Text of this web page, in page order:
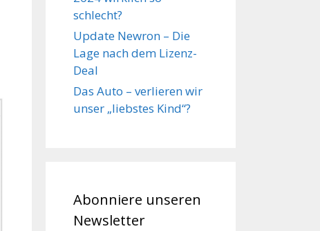
schlecht?
Update Newron – Die
Lage nach dem Lizenz-
Deal
Das Auto – verlieren wir
unser „liebstes Kind“?
Abonniere unseren
Newsletter